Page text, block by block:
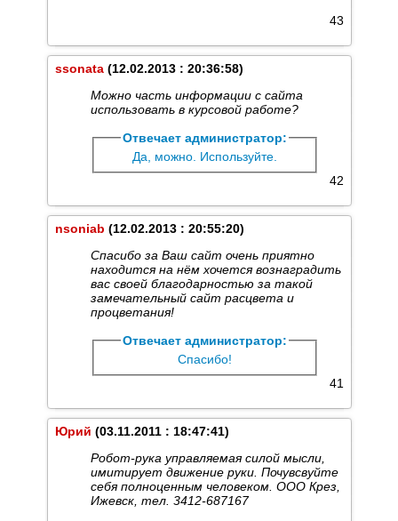
43
ssonata (12.02.2013 : 20:36:58)
Можно часть информации с сайта
использовать в курсовой работе?
Отвечает администратор:
Да, можно. Используйте.
42
nsoniab (12.02.2013 : 20:55:20)
Cпасибо за Ваш сайт очень приятно
находится на нём хочется вознаградить
вас своей благодарностью за такой
замечательный сайт расцвета и
процветания!
Отвечает администратор:
Спасибо!
41
Юрий (03.11.2011 : 18:47:41)
Робот-рука управляемая силой мысли,
имитирует движение руки. Почувсвуйте
себя полноценным человеком. ООО Крез,
Ижевск, тел. 3412-687167